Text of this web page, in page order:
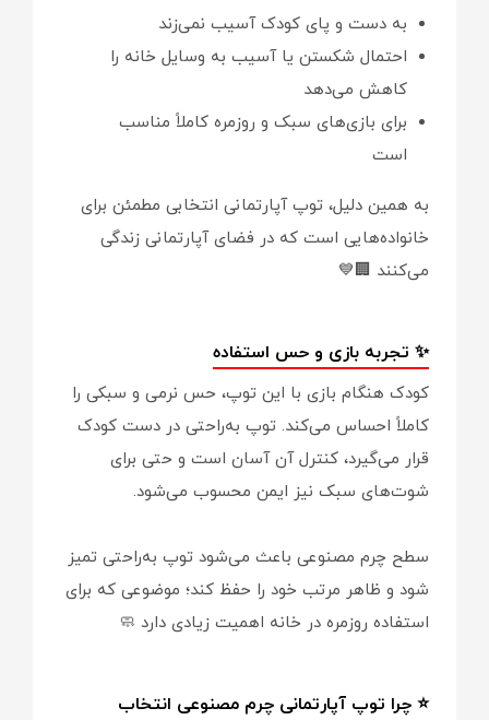
به دست و پای کودک آسیب نمی‌زند
احتمال شکستن یا آسیب به وسایل خانه را
کاهش می‌دهد
برای بازی‌های سبک و روزمره کاملاً مناسب
است
به همین دلیل، توپ آپارتمانی انتخابی مطمئن برای
خانواده‌هایی است که در فضای آپارتمانی زندگی
می‌کنند 🏢💙
✨ تجربه بازی و حس استفاده
کودک هنگام بازی با این توپ، حس نرمی و سبکی را
کاملاً احساس می‌کند. توپ به‌راحتی در دست کودک
قرار می‌گیرد، کنترل آن آسان است و حتی برای
شوت‌های سبک نیز ایمن محسوب می‌شود.
سطح چرم مصنوعی باعث می‌شود توپ به‌راحتی تمیز
شود و ظاهر مرتب خود را حفظ کند؛ موضوعی که برای
استفاده روزمره در خانه اهمیت زیادی دارد 🧼
⭐ چرا توپ آپارتمانی چرم مصنوعی انتخاب